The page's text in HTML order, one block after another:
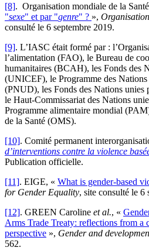
[8]. Organisation mondiale de la
"sexe" et par "genre" ? »,
consulté le 6 septembre 2019.
[9]. L’IASC était formé par :
l’alimentation (FAO), le Bureau de
humanitaires (BCAH), les Fonds des
(UNICEF), le Programme des
(PNUD), les Fonds des Nations
le Haut-Commissariat des Nations
Programme alimentaire mondial
de la Santé (OMS).
[10]. Comité permanent
d’interventions contre la violence
Publication officielle.
[11]. EIGE, « What is gender-based
for Gender Equality, site consulté le 6
[12]. GREEN Caroline et al., «
Arms Trade Treaty: reflections from a
perspective », Gender and
562.